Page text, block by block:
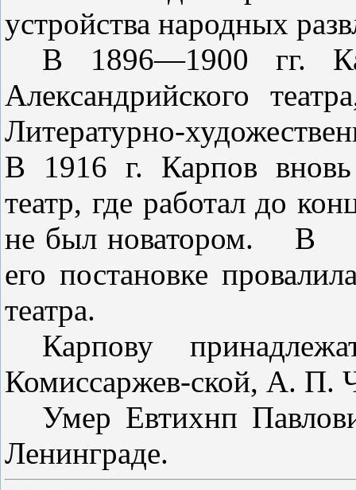
устройства народных
В 1896—1900 гг.
Александрий­ского
Литературно-
В 1916 г. Карпов вновь
театр, где работал до
не был новатором.
В
его постановке
театра.
Карпову
Комиссаржев-ской, А. П.
Умер Евтихнп
Ленинграде.